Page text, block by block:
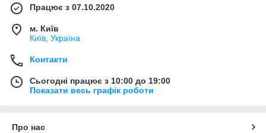
Працює з 07.10.2020
м. Київ
Київ, Україна
Контакти
Сьогодні працює з 10:00 до 19:00
Показати весь графік роботи
Про нас